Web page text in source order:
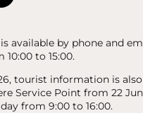
available by phone and
to 15:00.
tourist information is
Service Point from 22
from 9:00 to 16:00.